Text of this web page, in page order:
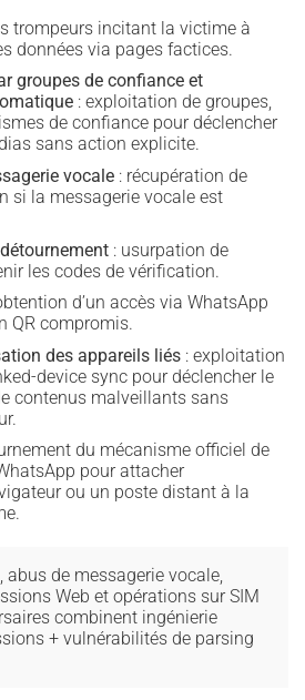
trompeurs incitant la victime à
données via pages factices.
groupes de confiance et
: exploitation de groupes,
de confiance pour déclencher
sans action explicite.
vocale: récupération de
si la messagerie vocale est
: usurpation de
les codes de vérification.
d’un accès via WhatsApp
QR compromis.
des appareils liés: exploitation
device sync pour déclencher le
contenus malveillants sans
du mécanisme officiel de
pour attacher
ou un poste distant à la
abus de messagerie vocale,
Web et opérations sur SIM
combinent ingénierie
+ vulnérabilités de parsing